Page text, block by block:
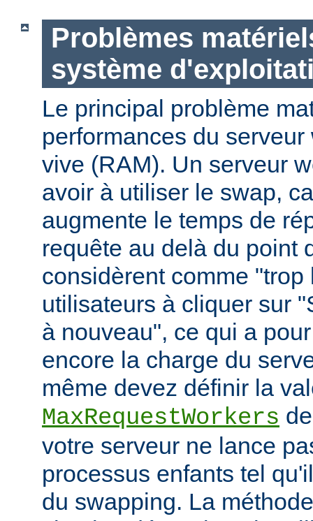
Problèmes
système
Le principal problème
performances du
vive (RAM). Un serveur
avoir à utiliser le swap,
augmente le temps de
requête au delà du point
considèrent comme
utilisateurs à cliquer sur
à nouveau", ce qui a
encore la charge du
même devez définir la
MaxRequestWorkers
votre serveur ne lance
processus enfants tel
du swapping. La